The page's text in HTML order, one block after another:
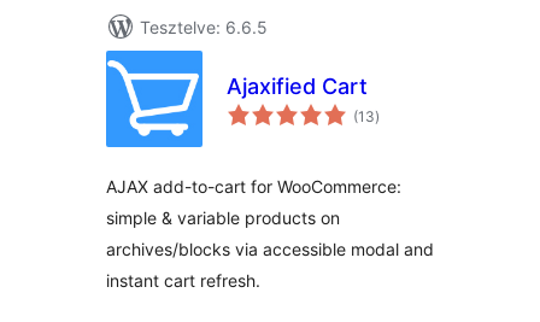
Tesztelve: 6.6.5
Ajaxified Cart
(13értékelés
összesen
)
AJAX add-to-cart for WooCommerce:
simple & variable products on
archives/blocks via accessible modal and
instant cart refresh.